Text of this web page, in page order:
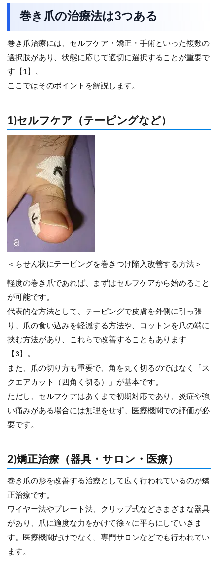
巻き爪の治療法は3つある
巻き爪治療には、セルフケア・矯正・手術といった複数の
選択肢があり、状態に応じて適切に選択することが重要で
す【1】。
ここではそのポイントを解説します。
1)セルフケア（テーピングなど）
＜らせん状にテーピングを巻きつけ陥入改善する方法＞
軽度の巻き爪であれば、まずはセルフケアから始めること
が可能です。
代表的な方法として、テーピングで皮膚を外側に引っ張
り、爪の食い込みを軽減する方法や、コットンを爪の端に
挟む方法があり、これらで改善することもあります
【3】。
また、爪の切り方も重要で、角を丸く切るのではなく「ス
クエアカット（四角く切る）」が基本です。
ただし、セルフケアはあくまで初期対応であり、炎症や強
い痛みがある場合には無理をせず、医療機関での評価が必
要です。
2)矯正治療（器具・サロン・医療）
巻き爪の形を改善する治療として広く行われているのが矯
正治療です。
ワイヤー法やプレート法、クリップ式などさまざまな器具
があり、爪に適度な力をかけて徐々に平らにしていきま
す。医療機関だけでなく、専門サロンなどでも行われてい
ます。